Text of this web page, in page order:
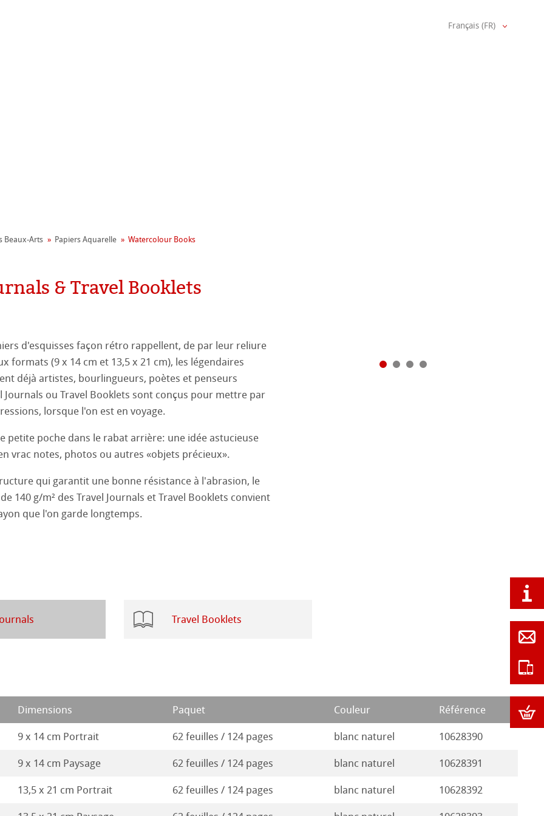
générations
Program
& QT Albums
en lin
Rag
Arts
Pastel
Aquarelle
au Crayon
et Dessin
Français (FR)
Beaux-Arts Papiers Aquarelle Watercolour Books
& Travel Booklets
d'esquisses façon rétro rappellent, de par leur reliure
formats (9 x 14 cm et 13,5 x 21 cm), les légendaires
déjà artistes, bourlingueurs, poètes et penseurs
Journals ou Travel Booklets sont conçus pour mettre par
lorsque l'on est en voyage.
petite poche dans le rabat arrière: une idée astucieuse
vrac notes, photos ou autres «objets précieux».
qui garantit une bonne résistance à l'abrasion, le
140 g/m² des Travel Journals et Travel Booklets convient
que l'on garde ­longtemps.
Travel Booklets
Dimensions Paquet Couleur Référence
9 x 14 cm Portrait 62 feuilles / 124 pages blanc naturel 10628390
9 x 14 cm Paysage 62 feuilles / 124 pages blanc naturel 10628391
13,5 x 21 cm Portrait 62 feuilles / 124 pages blanc naturel 10628392